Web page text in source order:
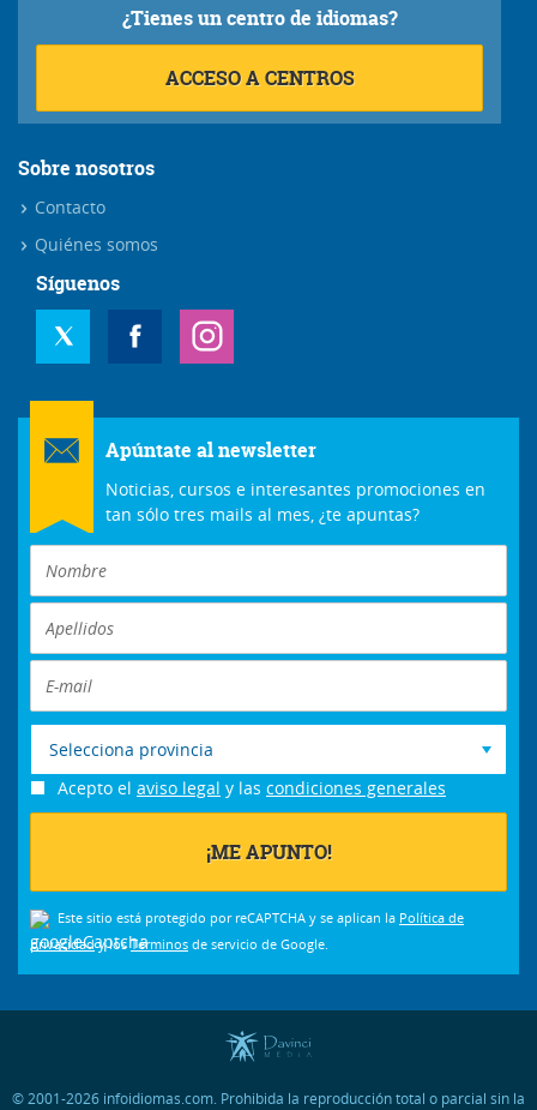
¿Tienes un centro de idiomas?
ACCESO A CENTROS
Sobre nosotros
Contacto
Quiénes somos
Síguenos
Apúntate al newsletter
Noticias, cursos e interesantes promociones en
tan sólo tres mails al mes, ¿te apuntas?
Selecciona provincia
Acepto el aviso legal y las condiciones generales
Este sitio está protegido por reCAPTCHA y se aplican la Política de
privacidady los Términos de servicio de Google.
© 2001-2026 infoidiomas.com. Prohibida la reproducción total o parcial sin la